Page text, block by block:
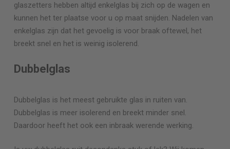
glaszetters hebben altijd enkelglas bij zich op de wagen en
kunnen het ter plaatse voor u op maat snijden. Nadelen van
enkelglas zijn dat het gevoelig is voor braak oftewel, het
breekt snel en het is weinig isolerend.
Dubbelglas
Dubbelglas is het meest gebruikte glas in ruiten van.
Dubbelglas is meer isolerend en breekt minder snel.
Daardoor heeft het ook een inbraak werende werking.